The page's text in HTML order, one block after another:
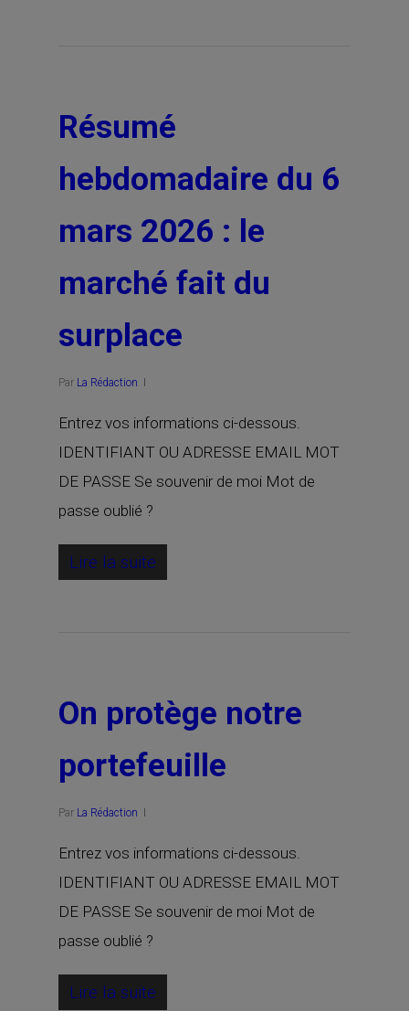
Résumé
hebdomadaire du 6
mars 2026 : le
marché fait du
surplace
Par La Rédaction
Entrez vos informations ci-dessous.
IDENTIFIANT OU ADRESSE EMAIL MOT
DE PASSE Se souvenir de moi Mot de
passe oublié ?
Lire la suite
On protège notre
portefeuille
Par La Rédaction
Entrez vos informations ci-dessous.
IDENTIFIANT OU ADRESSE EMAIL MOT
DE PASSE Se souvenir de moi Mot de
passe oublié ?
Lire la suite